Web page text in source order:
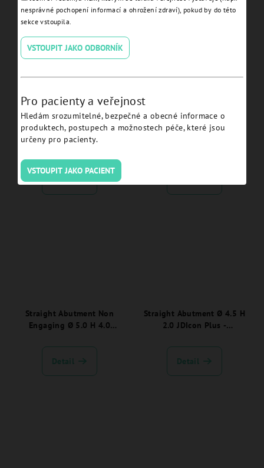
Straight Abutment Extra Ø
5.5 H 4.0 JDIcon Plus -
Detail
Straight Abutment Non
Straight Abutment Non
Engaging Ø 5.0 H 4.0
Detail
Straight Abutment Ø 4.5 H
2.0 JDIcon Plus -
Detail
nesprávné pochopení informací a ohrožení zdraví), pokud by do této
sekce vstoupila.
VSTOUPIT JAKO ODBORNÍK
Pro pacienty a veřejnost
Hledám srozumitelné, bezpečné a obecné informace o
produktech, postupech a možnostech péče, které jsou
určeny pro pacienty.
VSTOUPIT JAKO PACIENT